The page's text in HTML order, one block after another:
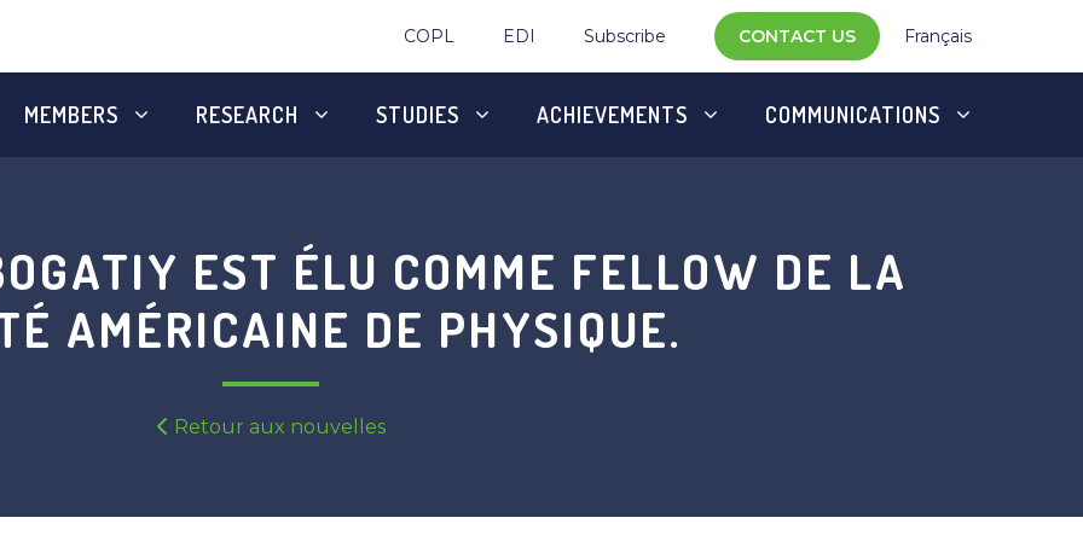
COPL EDI Subscribe CONTACT US Français
MEMBERS RESEARCH STUDIES ACHIEVEMENTS COMMUNICATIONS
EST ÉLU COMME FELLOW DE LA
AMÉRICAINE DE PHYSIQUE.
Retour aux nouvelles